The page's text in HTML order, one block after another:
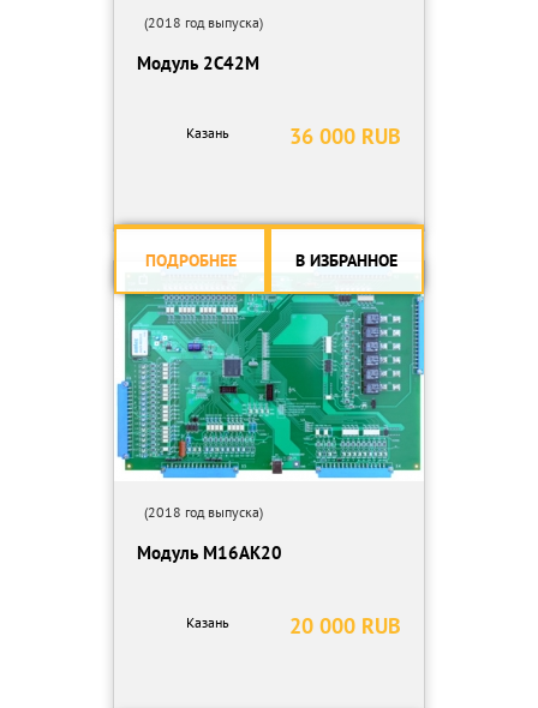
(2018 год выпуска)
Модуль 2С42М
36 000 RUB
Казань
ПОДРОБНЕЕ В ИЗБРАННОЕ
(2018 год выпуска)
Модуль М16АК20
20 000 RUB
Казань